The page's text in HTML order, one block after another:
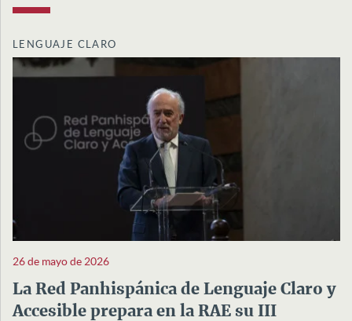
LENGUAJE CLARO
26 de mayo de 2026
La Red Panhispánica de Lenguaje Claro y
Accesible prepara en la RAE su III